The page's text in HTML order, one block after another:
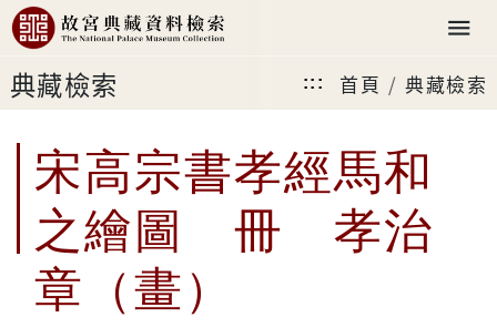
典藏檢索 ::: 首頁 典藏檢索
宋高宗書孝經馬和
之繪圖 冊 孝治
章（畫）